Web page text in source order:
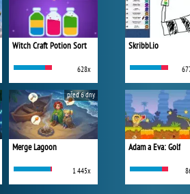
Witch Craft Potion Sort
628x
Merge Lagoon
1 445x
před 6 dny
Skribbl.io
Adam a Eva: Golf